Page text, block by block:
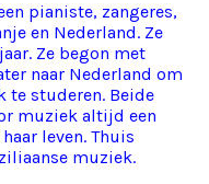
pianiste, zangeres,
en Nederland. Ze
Ze begon met
naar Nederland om
te studeren. Beide
muziek altijd een
leven. Thuis
muziek.